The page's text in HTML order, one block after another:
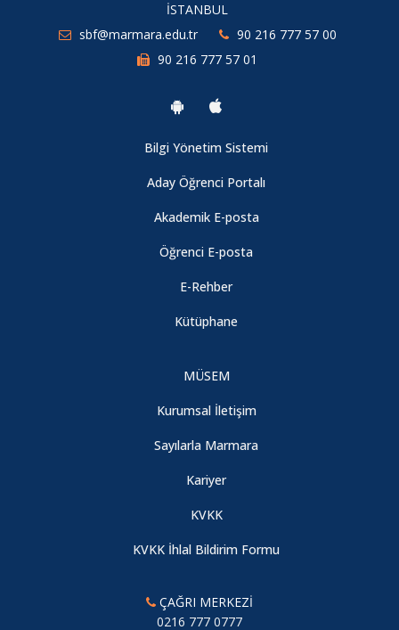
İSTANBUL
sbf@marmara.edu.tr
90 216 777 57 00
90 216 777 57 01
Bilgi Yönetim Sistemi
Aday Öğrenci Portalı
Akademik E-posta
Öğrenci E-posta
E-Rehber
Kütüphane
MÜSEM
Kurumsal İletişim
Sayılarla Marmara
Kariyer
KVKK
KVKK İhlal Bildirim Formu
ÇAĞRI MERKEZİ
0216 777 0777